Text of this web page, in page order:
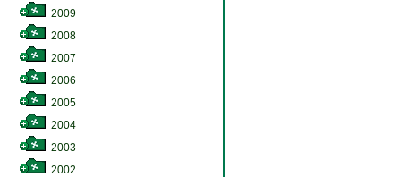
2009
2008
2007
2006
2005
2004
2003
2002